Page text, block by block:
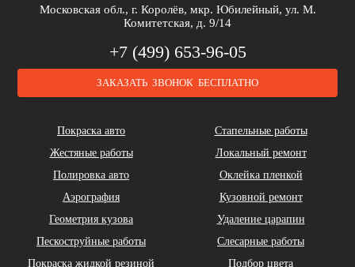
Daihatsu Dodge
Московская обл., г. Королёв, мкр. Юбилейный, ул. М.
Комитетская, д. 9/14
+7 (499) 653-96-05
ЗАКАЗАТЬ ЗВОНОК БЕСПЛАТНО
Покраска авто
Стапельные работы
Жестяные работы
Локальный ремонт
Полировка авто
Оклейка пленкой
Аэрография
Кузовной ремонт
Геометрия кузова
Удаление царапин
Пескоструйные работы
Слесарные работы
Покраска жидкой резиной
Подбор цвета